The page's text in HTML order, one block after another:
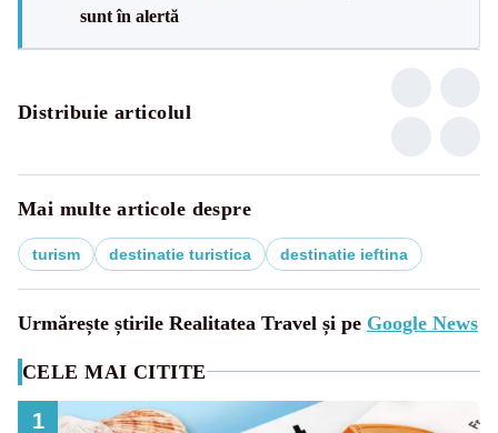
sunt în alertă
Distribuie articolul
Mai multe articole despre
turism destinatie turistica destinatie ieftina
Urmărește știrile Realitatea Travel și pe Google News
CELE MAI CITITE
1